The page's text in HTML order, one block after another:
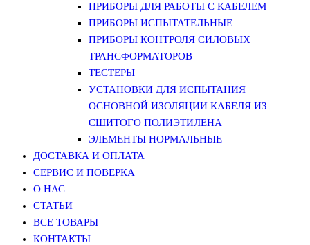
ПРИБОРЫ ДЛЯ РАБОТЫ С КАБЕЛЕМ
ПРИБОРЫ ИСПЫТАТЕЛЬНЫЕ
ПРИБОРЫ КОНТРОЛЯ СИЛОВЫХ
ТРАНСФОРМАТОРОВ
ТЕСТЕРЫ
УСТАНОВКИ ДЛЯ ИСПЫТАНИЯ
ОСНОВНОЙ ИЗОЛЯЦИИ КАБЕЛЯ ИЗ
СШИТОГО ПОЛИЭТИЛЕНА
ЭЛЕМЕНТЫ НОРМАЛЬНЫЕ
ДОСТАВКА И ОПЛАТА
СЕРВИС И ПОВЕРКА
О НАС
СТАТЬИ
ВСЕ ТОВАРЫ
КОНТАКТЫ